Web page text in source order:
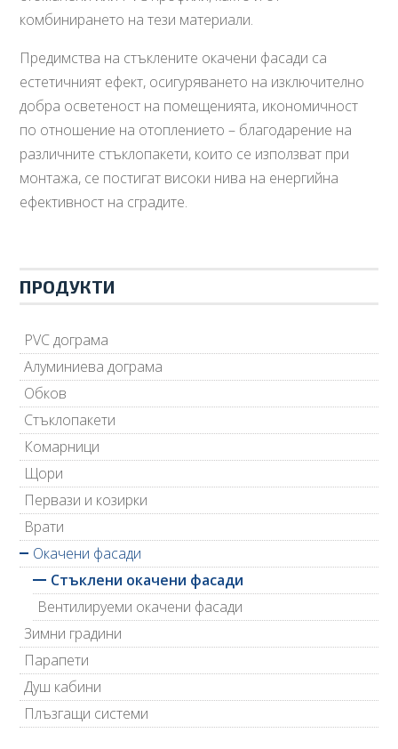
комбинирането на тези материали.
Предимства на стъклените окачени фасади са
естетичният ефект, осигуряването на изключително
добра осветеност на помещенията, икономичност
по отношение на отоплението – благодарение на
различните стъклопакети, които се използват при
монтажа, се постигат високи нива на енергийна
ефективност на сградите.
ПРОДУКТИ
PVC дограма
Алуминиева дограма
Обков
Стъклопакети
Комарници
Щори
Первази и козирки
Врати
Окачени фасади
Стъклени окачени фасади
Вентилируеми окачени фасади
Зимни градини
Парапети
Душ кабини
Плъзгащи системи